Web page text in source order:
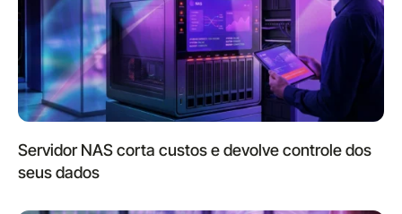
Servidor NAS corta custos e devolve controle dos
seus dados